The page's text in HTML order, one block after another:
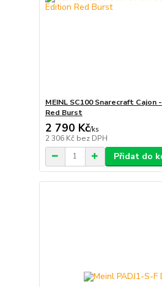
MEINL SC100 Snarecraft Cajon
Red Burst
2 790 Kč/ks
2 306 Kč bez DPH
Přidat do